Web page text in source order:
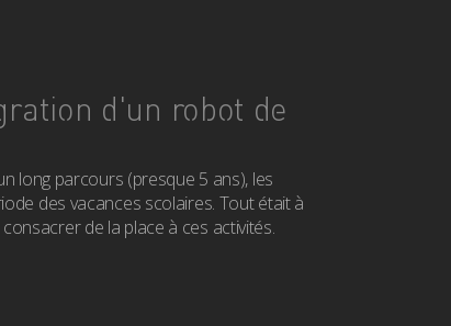
d'un robot de
long parcours (presque 5 ans), les
des vacances scolaires. Tout était à
de la place à ces activités.